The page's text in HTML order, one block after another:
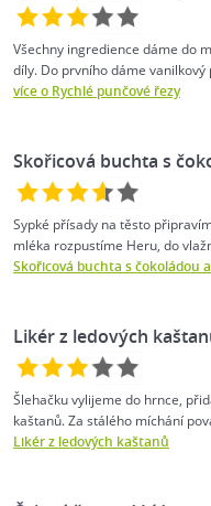
Všechny ingredience dáme do
díly. Do prvního dáme
více o Rychlé punčové řezy
Skořicová buchta s
Sypké přísady na těsto
mléka rozpustíme Heru, do
Skořicová buchta s čokoládou
Likér z ledových
Šlehačku vylijeme do hrnce,
kaštanů. Za stálého míchání
Likér z ledových kaštanů